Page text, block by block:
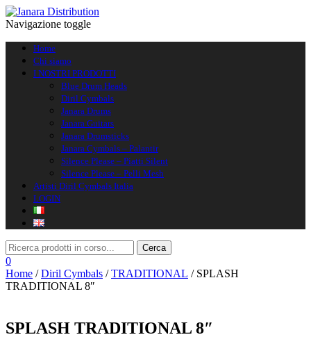
Navigazione toggle
Home
Chi siamo
I NOSTRI PRODOTTI
Blue Drum Heads
Diril Cymbals
Janara Drums
Janara Guitars
Janara Drumsticks
Janara Cymbals – Palantir
Silence Please – Piatti Silent
Silence Please – Pelli Mesh
Artisti Diril Cymbals Italia
LOGIN
0
Home /Diril Cymbals /TRADITIONAL / SPLASH
TRADITIONAL 8″
SPLASH TRADITIONAL 8″